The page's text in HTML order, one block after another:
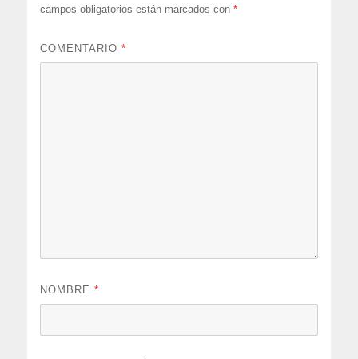
campos obligatorios están marcados con*
COMENTARIO*
NOMBRE*